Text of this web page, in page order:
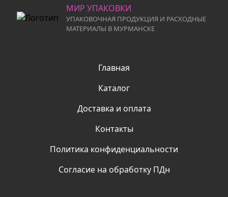
МИР УПАКОВКИ
УПАКОВОЧНАЯ ПРОДУКЦИЯ И РАСХОДНЫЕ
МАТЕРИАЛЫ В МУРМАНСКЕ
Главная
Каталог
Доставка и оплата
Контакты
Политика конфиденциальности
Согласие на обработку ПДн